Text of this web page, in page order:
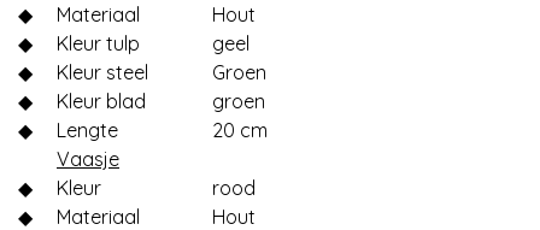
◆
Materiaal
Hout
◆
Kleur tulp
geel
◆
Kleur steel
Groen
◆
Kleur blad
groen
◆
Lengte
20 cm
Vaasje
◆
Kleur
rood
◆
Materiaal
Hout